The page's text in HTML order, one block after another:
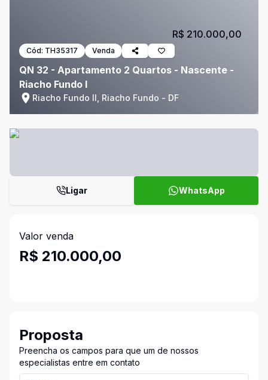
Cód: TH35317 Venda
QN 32 - Apartamento 2 Quartos - Nascente -
Riacho Fundo I
Riacho Fundo II, Riacho Fundo - DF
R$ 210.000,00
Ligar WhatsApp
Valor venda
R$ 210.000,00
Proposta
Preencha os campos para que um de nossos
especialistas entre em contato